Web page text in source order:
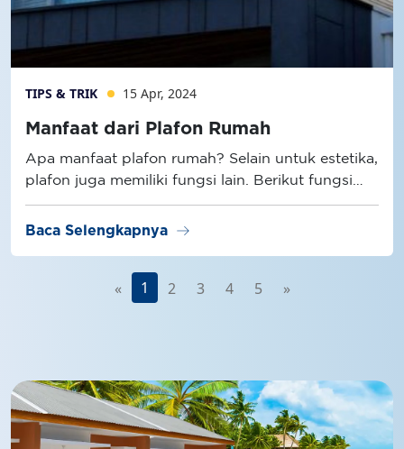
TIPS & TRIK 15 Apr, 2024
Manfaat dari Plafon Rumah
Apa manfaat plafon rumah? Selain untuk estetika,
plafon juga memiliki fungsi lain. Berikut fungsi
plafon selengkapnya!
Baca Selengkapnya arrow_right_alt
« 1 2 3 4 5 »